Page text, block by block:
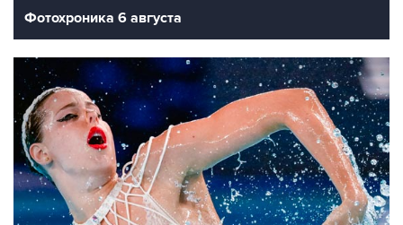
Фотохроника 6 августа